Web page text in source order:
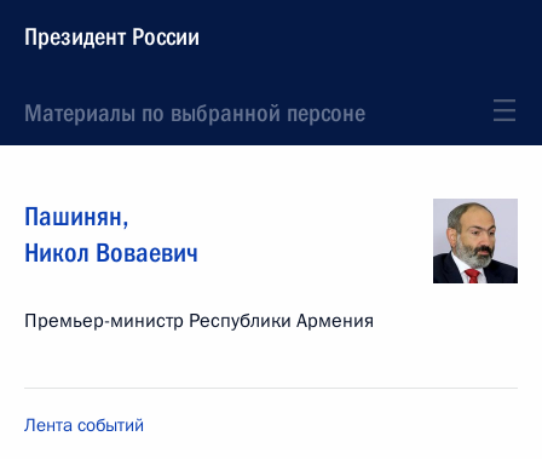
Президент России
Материалы по выбранной персоне
Пашинян,
Никол Воваевич
Премьер-министр Республики Армения
Лента событий